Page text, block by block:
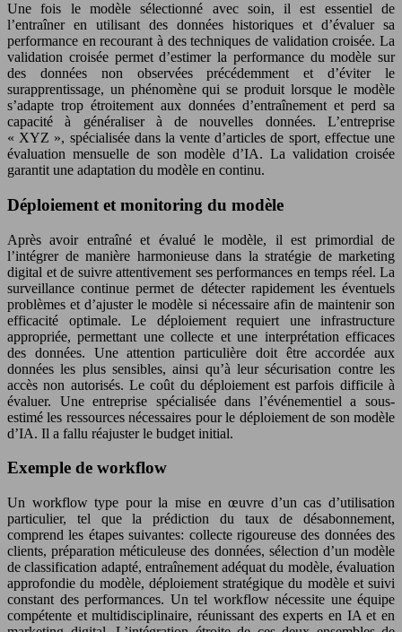
Une fois le modèle sélectionné avec soin, il est essentiel de
l’entraîner en utilisant des données historiques et d’évaluer sa
performance en recourant à des techniques de validation croisée. La
validation croisée permet d’estimer la performance du modèle sur
des données non observées précédemment et d’éviter le
surapprentissage, un phénomène qui se produit lorsque le modèle
s’adapte trop étroitement aux données d’entraînement et perd sa
capacité à généraliser à de nouvelles données. L’entreprise
« XYZ », spécialisée dans la vente d’articles de sport, effectue une
évaluation mensuelle de son modèle d’IA. La validation croisée
garantit une adaptation du modèle en continu.
Déploiement et monitoring du modèle
Après avoir entraîné et évalué le modèle, il est primordial de
l’intégrer de manière harmonieuse dans la stratégie de marketing
digital et de suivre attentivement ses performances en temps réel. La
surveillance continue permet de détecter rapidement les éventuels
problèmes et d’ajuster le modèle si nécessaire afin de maintenir son
efficacité optimale. Le déploiement requiert une infrastructure
appropriée, permettant une collecte et une interprétation efficaces
des données. Une attention particulière doit être accordée aux
données les plus sensibles, ainsi qu’à leur sécurisation contre les
accès non autorisés. Le coût du déploiement est parfois difficile à
évaluer. Une entreprise spécialisée dans l’événementiel a sous-
estimé les ressources nécessaires pour le déploiement de son modèle
d’IA. Il a fallu réajuster le budget initial.
Exemple de workflow
Un workflow type pour la mise en œuvre d’un cas d’utilisation
particulier, tel que la prédiction du taux de désabonnement,
comprend les étapes suivantes: collecte rigoureuse des données des
clients, préparation méticuleuse des données, sélection d’un modèle
de classification adapté, entraînement adéquat du modèle, évaluation
approfondie du modèle, déploiement stratégique du modèle et suivi
constant des performances. Un tel workflow nécessite une équipe
compétente et multidisciplinaire, réunissant des experts en IA et en